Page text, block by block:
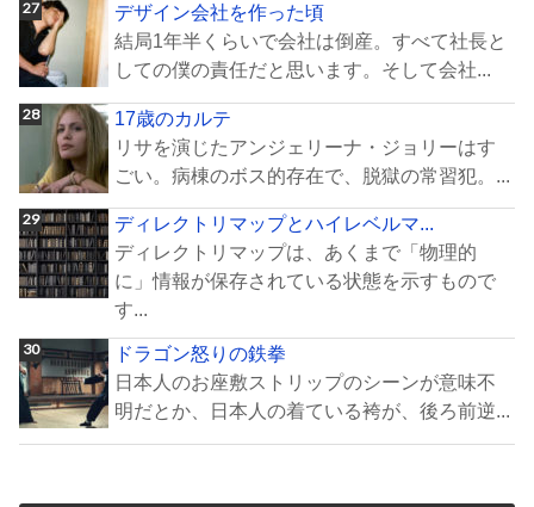
デザイン会社を作った頃
結局1年半くらいで会社は倒産。すべて社長と
しての僕の責任だと思います。そして会社...
17歳のカルテ
リサを演じたアンジェリーナ・ジョリーはす
ごい。病棟のボス的存在で、脱獄の常習犯。...
ディレクトリマップとハイレベルマ...
ディレクトリマップは、あくまで「物理的
に」情報が保存されている状態を示すもので
す...
ドラゴン怒りの鉄拳
日本人のお座敷ストリップのシーンが意味不
明だとか、日本人の着ている袴が、後ろ前逆...